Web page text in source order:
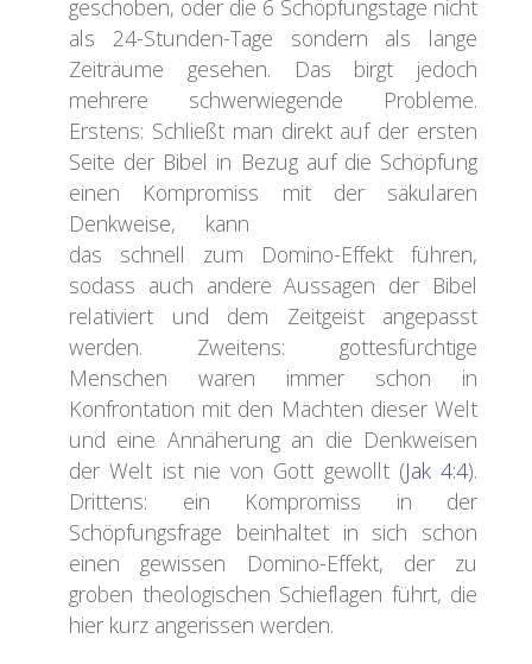
geschoben, oder die 6 Schöpfungstage nicht
als 24-Stunden-Tage sondern als lange
Zeiträume gesehen. Das birgt jedoch
mehrere schwerwiegende Probleme.
Erstens: Schließt man direkt auf der ersten
Seite der Bibel in Bezug auf die Schöpfung
einen Kompromiss mit der säkularen
Denkweise, kann
das schnell zum Domino-Effekt führen,
sodass auch andere Aussagen der Bibel
relativiert und dem Zeitgeist angepasst
werden. Zweitens: gottesfürchtige
Menschen waren immer schon in
Konfrontation mit den Mächten dieser Welt
und eine Annäherung an die Denkweisen
der Welt ist nie von Gott gewollt (Jak 4:4).
Drittens: ein Kompromiss in der
Schöpfungsfrage beinhaltet in sich schon
einen gewissen Domino-Effekt, der zu
groben theologischen Schieflagen führt, die
hier kurz angerissen werden.